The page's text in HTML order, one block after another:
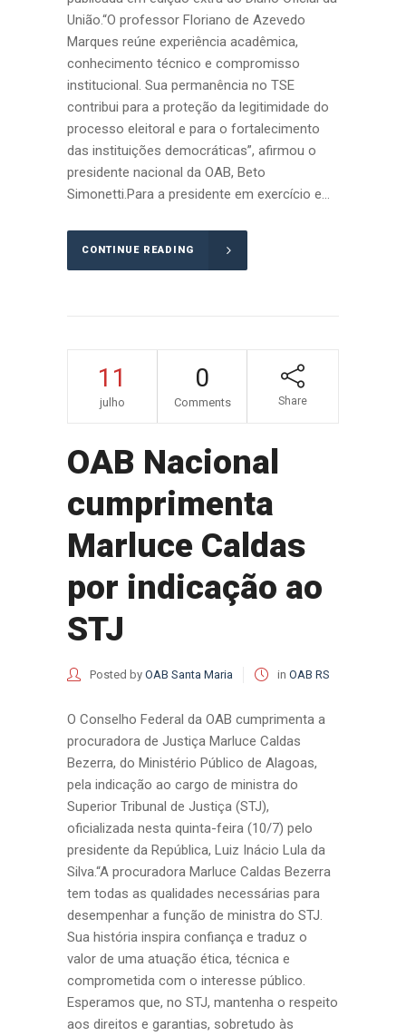
União.“O professor Floriano de Azevedo
Marques reúne experiência acadêmica,
conhecimento técnico e compromisso
institucional. Sua permanência no TSE
contribui para a proteção da legitimidade do
processo eleitoral e para o fortalecimento
das instituições democráticas”, afirmou o
presidente nacional da OAB, Beto
Simonetti.Para a presidente em exercício e...
CONTINUE READING
11
julho
0
Comments Share
OAB Nacional
cumprimenta
Marluce Caldas
por indicação ao
STJ
Posted by OAB Santa Maria in OAB RS
O Conselho Federal da OAB cumprimenta a
procuradora de Justiça Marluce Caldas
Bezerra, do Ministério Público de Alagoas,
pela indicação ao cargo de ministra do
Superior Tribunal de Justiça (STJ),
oficializada nesta quinta-feira (10/7) pelo
presidente da República, Luiz Inácio Lula da
Silva.“A procuradora Marluce Caldas Bezerra
tem todas as qualidades necessárias para
desempenhar a função de ministra do STJ.
Sua história inspira confiança e traduz o
valor de uma atuação ética, técnica e
comprometida com o interesse público.
Esperamos que, no STJ, mantenha o respeito
aos direitos e garantias, sobretudo às